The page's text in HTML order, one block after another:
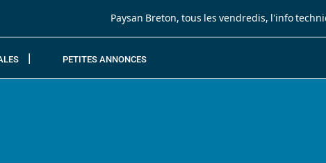
Paysan Breton, tous les vendredis, l'info
PETITES ANNONCES